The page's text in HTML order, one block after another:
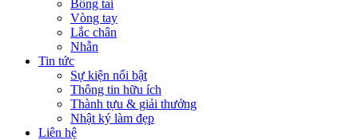
Bông tai
Vòng tay
Lắc chân
Nhẫn
Tin tức
Sự kiện nổi bật
Thông tin hữu ích
Thành tựu & giải thưởng
Nhật ký làm đẹp
Liên hệ